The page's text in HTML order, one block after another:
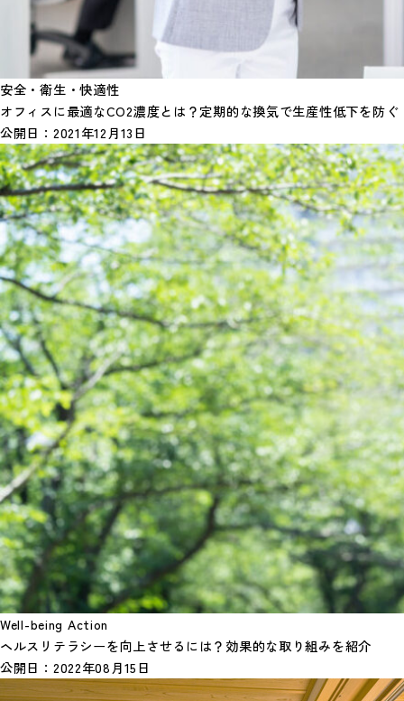
安全・衛生・快適性
オフィスに最適なCO2濃度とは？定期的な換気で生産性低下を防ぐ
公開日： 2021年12月13日
Well-being Action
ヘルスリテラシーを向上させるには？効果的な取り組みを紹介
公開日： 2022年08月15日